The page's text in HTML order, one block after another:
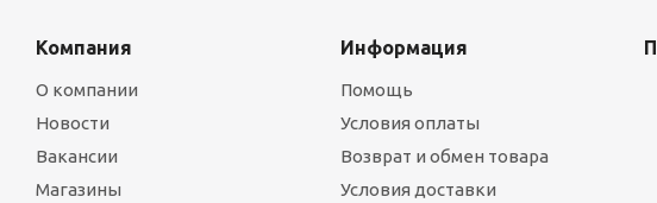
Компания
О компании
Новости
Вакансии
Магазины
Информация
Помощь
Условия оплаты
Возврат и обмен товара
Условия доставки